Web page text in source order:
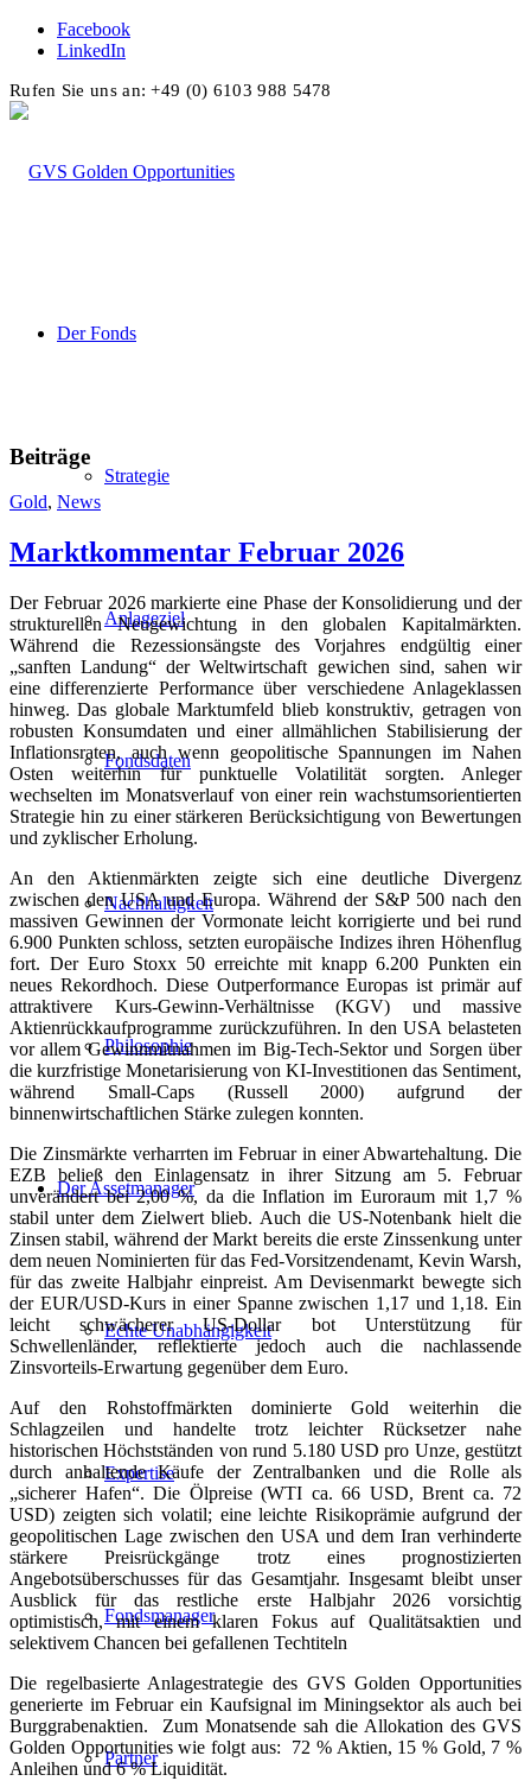
Facebook
LinkedIn
Rufen Sie uns an: +49 (0) 6103 988 5478
Der Fonds
Strategie
Anlageziel
Fondsdaten
Nachhaltigkeit
Philosophie
Der Assetmanager
Echte Unabhängigkeit
Expertise
Fondsmanager
Partner
Beiträge
Gold, News
Marktkommentar Februar 2026
Der Februar 2026 markierte eine Phase der Konsolidierung und der
strukturellen Neugewichtung in den globalen Kapitalmärkten.
Während die Rezessionsängste des Vorjahres endgültig einer
„sanften Landung“ der Weltwirtschaft gewichen sind, sahen wir
eine differenzierte Performance über verschiedene Anlageklassen
hinweg. Das globale Marktumfeld blieb konstruktiv, getragen von
robusten Konsumdaten und einer allmählichen Stabilisierung der
Inflationsraten, auch wenn geopolitische Spannungen im Nahen
Osten weiterhin für punktuelle Volatilität sorgten. Anleger
wechselten im Monatsverlauf von einer rein wachstumsorientierten
Strategie hin zu einer stärkeren Berücksichtigung von Bewertungen
und zyklischer Erholung.
An den Aktienmärkten zeigte sich eine deutliche Divergenz
zwischen den USA und Europa. Während der S&P 500 nach den
massiven Gewinnen der Vormonate leicht korrigierte und bei rund
6.900 Punkten schloss, setzten europäische Indizes ihren Höhenflug
fort. Der Euro Stoxx 50 erreichte mit knapp 6.200 Punkten ein
neues Rekordhoch. Diese Outperformance Europas ist primär auf
attraktivere Kurs-Gewinn-Verhältnisse (KGV) und massive
Aktienrückkaufprogramme zurückzuführen. In den USA belasteten
vor allem Gewinnmitnahmen im Big-Tech-Sektor und Sorgen über
die kurzfristige Monetarisierung von KI-Investitionen das Sentiment,
während Small-Caps (Russell 2000) aufgrund der
binnenwirtschaftlichen Stärke zulegen konnten.
Die Zinsmärkte verharrten im Februar in einer Abwartehaltung. Die
EZB beließ den Einlagensatz in ihrer Sitzung am 5. Februar
unverändert bei 2,00 %, da die Inflation im Euroraum mit 1,7 %
stabil unter dem Zielwert blieb. Auch die US-Notenbank hielt die
Zinsen stabil, während der Markt bereits die erste Zinssenkung unter
dem neuen Nominierten für das Fed-Vorsitzendenamt, Kevin Warsh,
für das zweite Halbjahr einpreist. Am Devisenmarkt bewegte sich
der EUR/USD-Kurs in einer Spanne zwischen 1,17 und 1,18. Ein
leicht schwächerer US-Dollar bot Unterstützung für
Schwellenländer, reflektierte jedoch auch die nachlassende
Zinsvorteils-Erwartung gegenüber dem Euro.
Auf den Rohstoffmärkten dominierte Gold weiterhin die
Schlagzeilen und handelte trotz leichter Rücksetzer nahe
historischen Höchstständen von rund 5.180 USD pro Unze, gestützt
durch anhaltende Käufe der Zentralbanken und die Rolle als
„sicherer Hafen“. Die Ölpreise (WTI ca. 66 USD, Brent ca. 72
USD) zeigten sich volatil; eine leichte Risikoprämie aufgrund der
geopolitischen Lage zwischen den USA und dem Iran verhinderte
stärkere Preisrückgänge trotz eines prognostizierten
Angebotsüberschusses für das Gesamtjahr. Insgesamt bleibt unser
Ausblick für das restliche erste Halbjahr 2026 vorsichtig
optimistisch, mit einem klaren Fokus auf Qualitätsaktien und
selektivem Chancen bei gefallenen Techtiteln
Die regelbasierte Anlagestrategie des GVS Golden Opportunities
generierte im Februar ein Kaufsignal im Miningsektor als auch bei
Burggrabenaktien. Zum Monatsende sah die Allokation des GVS
Golden Opportunities wie folgt aus: 72 % Aktien, 15 % Gold, 7 %
Anleihen und 6 % Liquidität.